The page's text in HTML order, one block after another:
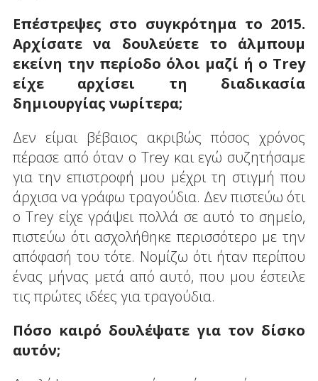
Επέστρεψες στο συγκρότημα το 2015.
Αρχίσατε να δουλεύετε το άλμπουμ
εκείνη την περίοδο όλοι μαζί ή ο Trey
είχε αρχίσει τη διαδικασία
δημιουργίας νωρίτερα;
Δεν είμαι βέβαιος ακριβώς πόσος χρόνος
πέρασε από όταν ο Trey και εγώ συζητήσαμε
για την επιστροφή μου μέχρι τη στιγμή που
άρχισα να γράφω τραγούδια. Δεν πιστεύω ότι
ο Trey είχε γράψει πολλά σε αυτό το σημείο,
πιστεύω ότι ασχολήθηκε περισσότερο με την
απόφασή του τότε. Νομίζω ότι ήταν περίπου
ένας μήνας μετά από αυτό, που μου έστειλε
τις πρώτες ιδέες για τραγούδια.
Πόσο καιρό δουλέψατε για τον δίσκο
αυτόν;